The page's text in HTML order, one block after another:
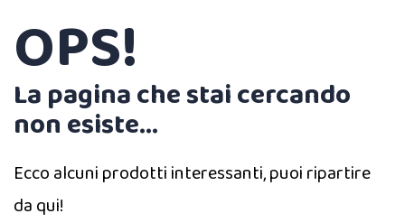
OPS!
La pagina che stai cercando
non esiste...
Ecco alcuni prodotti interessanti, puoi ripartire
da qui!